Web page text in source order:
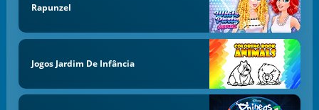
Rapunzel
Jogos Jardim De Infância